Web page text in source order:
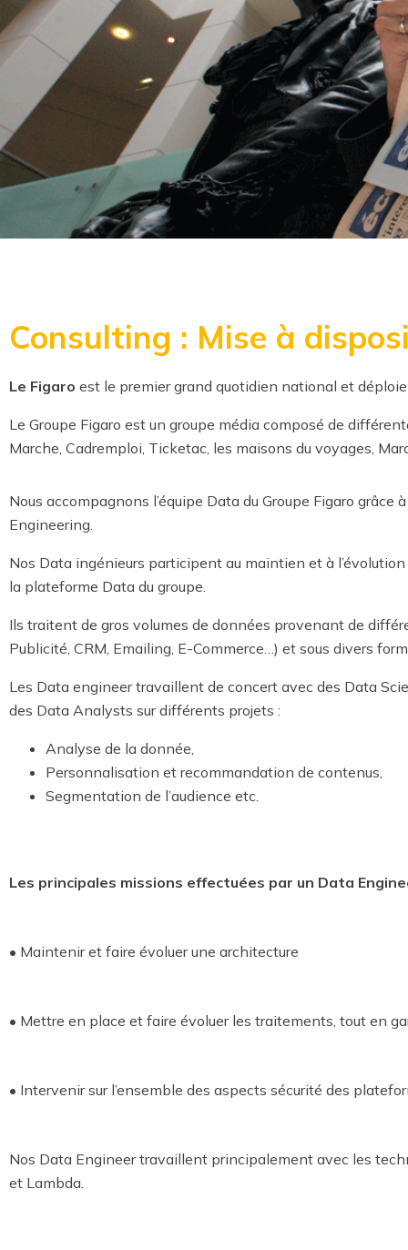
Consulting : Mise à
Le Figaro est le premier grand quotidien national et
Le Groupe Figaro est un groupe média composé de
Marche, Cadremploi, Ticketac, les maisons du voyages,
Nous accompagnons l’équipe Data du Groupe Figaro
Engineering.
Nos Data ingénieurs participent au maintien et à
la plateforme Data du groupe.
Ils traitent de gros volumes de données provenant de
Publicité, CRM, Emailing, E-Commerce…) et sous divers
Les Data engineer travaillent de concert avec des Data
des Data Analysts sur différents projets :
Analyse de la donnée,
Personnalisation et recommandation de contenus,
Segmentation de l’audience etc.
Les principales missions effectuées par un Data
• Maintenir et faire évoluer une architecture
• Mettre en place et faire évoluer les traitements, tout en
• Intervenir sur l’ensemble des aspects sécurité des
Nos Data Engineer travaillent principalement avec les
et Lambda.